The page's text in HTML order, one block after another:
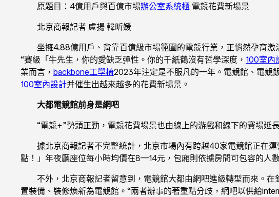
原題目：4億用戶與百億市場辦公室系統櫃 電競花費新場景
北京商報記者 盧揚 韓昕媛
坐擁4.88億用戶、背靠百億級市場範圍的電競行業，正悄然孕育
“賽級「牛先生，你的愛缺乏彈性。你的千紙鶴沒有哲學深度， 100室內
業而言， backbone工學椅2023年注定是不服凡的一年。電競館、電競
100室內設計并催生出越來越多的花費新場景。
大都電競館前身是網吧
“電競+”勢頭正勁，電競花費場景也由線上的游戲和線下的賽場延
據北京商報記者不完整統計，北京市場內有跨越40家電競館正在
點！」年夜廳座位每小時均價在8—14元，包廂則依據房間可包容的人
不外，北京商報記者留意到，電競館大都由網吧進級轉型而來。
置裝備、裝修煥新為電競館。“兩者辦事的著重點分歧，網吧以供給